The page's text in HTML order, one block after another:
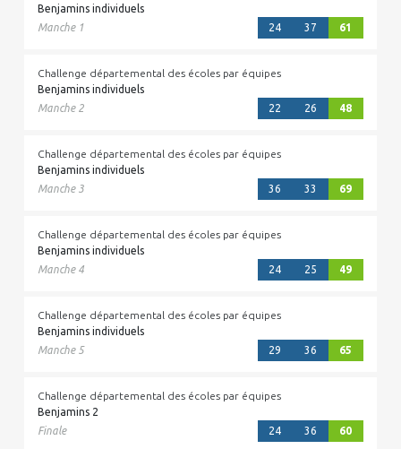
Benjamins individuels
Manche 1
24 37 61
Challenge départemental des écoles par équipes
Benjamins individuels
Manche 2
22 26 48
Challenge départemental des écoles par équipes
Benjamins individuels
Manche 3
36 33 69
Challenge départemental des écoles par équipes
Benjamins individuels
Manche 4
24 25 49
Challenge départemental des écoles par équipes
Benjamins individuels
Manche 5
29 36 65
Challenge départemental des écoles par équipes
Benjamins 2
Finale
24 36 60